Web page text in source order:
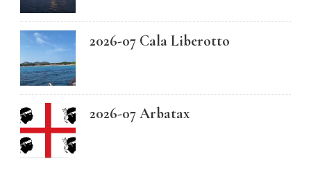
2026-07 Cala Liberotto
2026-07 Arbatax